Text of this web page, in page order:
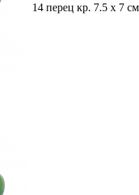
14 перец кр. 7.5 х 7 см